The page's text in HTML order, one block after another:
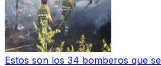
Estos son los 34 bomberos que